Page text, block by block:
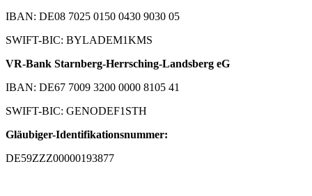
IBAN: DE08 7025 0150 0430 9030 05
SWIFT-BIC: BYLADEM1KMS
VR-Bank Starnberg-Herrsching-Landsberg eG
IBAN: DE67 7009 3200 0000 8105 41
SWIFT-BIC: GENODEF1STH
Gläubiger-Identifikationsnummer:
DE59ZZZ00000193877